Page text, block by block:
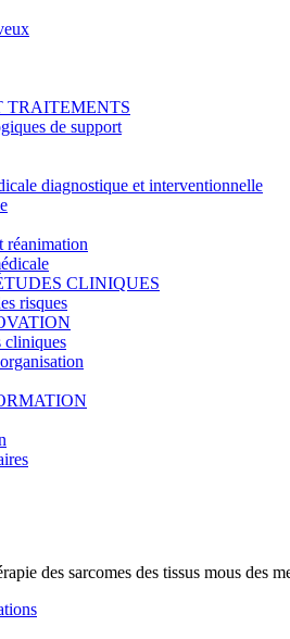
TRAITEMENTS
de support
diagnostique et interventionnelle
réanimation
CLINIQUES
risques
cliniques
des sarcomes des tissus mous des